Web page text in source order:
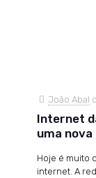
João Abal
Internet
uma nova
Hoje é muito
internet. A